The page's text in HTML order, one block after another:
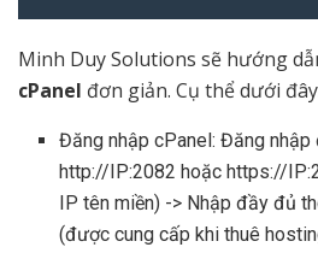
Minh Duy Solutions sẽ hướng
cPanel đơn giản. Cụ thể dưới
Đăng nhập cPanel: Đăng nhập
http://IP:2082 hoặc https://
IP tên miền) -> Nhập đầy đủ
(được cung cấp khi thuê